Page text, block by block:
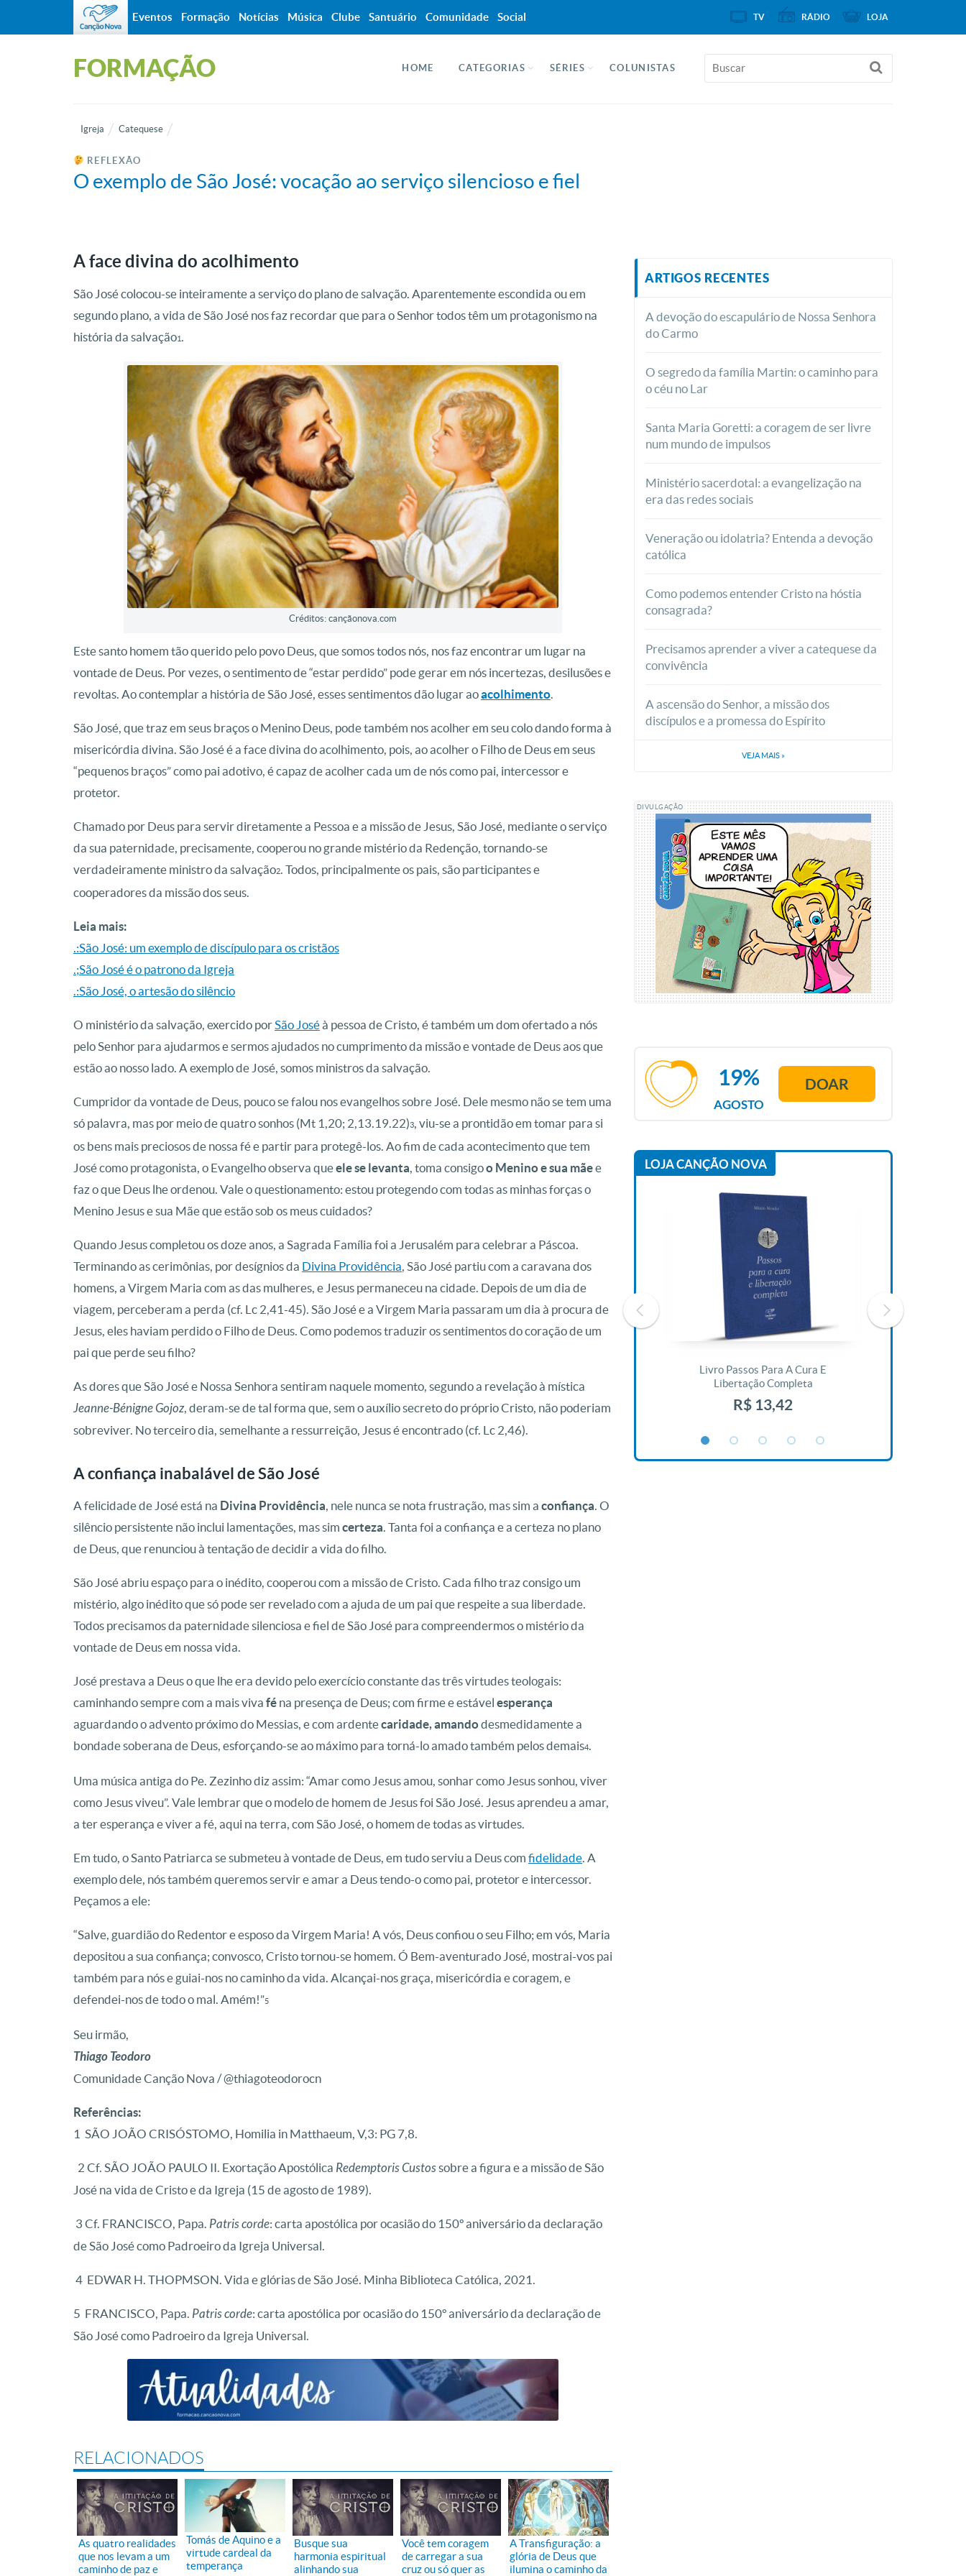
FORMAÇÃO HOME CATEGORIAS SÉRIES COLUNISTAS
Igreja Catequese
REFLEXÃO
O exemplo de São José: vocação ao serviço silencioso e fiel
A face divina do acolhimento
São José colocou-se inteiramente a serviço do plano de salvação. Aparentemente escondida ou em
segundo plano, a vida de São José nos faz recordar que para o Senhor todos têm um protagonismo na
história da salvação1.
Créditos: cançãonova.com
Este santo homem tão querido pelo povo Deus, que somos todos nós, nos faz encontrar um lugar na
vontade de Deus. Por vezes, o sentimento de “estar perdido” pode gerar em nós incertezas, desilusões e
revoltas. Ao contemplar a história de São José, esses sentimentos dão lugar aoacolhimento.
São José, que traz em seus braços o Menino Deus, pode também nos acolher em seu colo dando forma à
misericórdia divina. São José é a face divina do acolhimento, pois, ao acolher o Filho de Deus em seus
“pequenos braços” como pai adotivo, é capaz de acolher cada um de nós como pai, intercessor e
protetor.
Chamado por Deus para servir diretamente a Pessoa e a missão de Jesus, São José, mediante o serviço
da sua paternidade, precisamente, cooperou no grande mistério da Redenção, tornando-se
verdadeiramente ministro da salvação2. Todos, principalmente os pais, são participantes e
cooperadores da missão dos seus.
Leia mais:
.:São José: um exemplo de discípulo para os cristãos
.;São José é o patrono da Igreja
.:São José, o artesão do silêncio
O ministério da salvação, exercido porSão Joséà pessoa de Cristo, é também um dom ofertado a nós
pelo Senhor para ajudarmos e sermos ajudados no cumprimento da missão e vontade de Deus aos que
estão ao nosso lado. A exemplo de José, somos ministros da salvação.
Cumpridor da vontade de Deus, pouco se falou nos evangelhos sobre José. Dele mesmo não se tem uma
só palavra, mas por meio de quatro sonhos (Mt 1,20; 2,13.19.22)3, viu-se a prontidão em tomar para si
os bens mais preciosos de nossa fé e partir para protegê-los. Ao fim de cada acontecimento que tem
José como protagonista, o Evangelho observa queele se levanta, toma consigoo Menino e sua mãee
faz o que Deus lhe ordenou. Vale o questionamento: estou protegendo com todas as minhas forças o
Menino Jesus e sua Mãe que estão sob os meus cuidados?
Quando Jesus completou os doze anos, a Sagrada Família foi a Jerusalém para celebrar a Páscoa.
Terminando as cerimônias, por desígnios da Divina Providência, São José partiu com a caravana dos
homens, a Virgem Maria com as das mulheres, e Jesus permaneceu na cidade. Depois de um dia de
viagem, perceberam a perda (cf. Lc 2,41-45). São José e a Virgem Maria passaram um dia à procura de
Jesus, eles haviam perdido o Filho de Deus. Como podemos traduzir os sentimentos do coração de um
pai que perde seu filho?
As dores que São José e Nossa Senhora sentiram naquele momento, segundo a revelação à mística
Jeanne-Bénigne Gojoz, deram-se de tal forma que, sem o auxílio secreto do próprio Cristo, não poderiam
sobreviver. No terceiro dia, semelhante a ressurreição, Jesus é encontrado (cf. Lc 2,46).
A confiança inabalável de São José
A felicidade de José está na Divina Providência, nele nunca se nota frustração, mas sim a confiança. O
silêncio persistente não inclui lamentações, mas sim certeza. Tanta foi a confiança e a certeza no plano
de Deus, que renunciou à tentação de decidir a vida do filho.
São José abriu espaço para o inédito, cooperou com a missão de Cristo. Cada filho traz consigo um
mistério, algo inédito que só pode ser revelado com a ajuda de um pai que respeite a sua liberdade.
Todos precisamos da paternidade silenciosa e fiel de São José para compreendermos o mistério da
vontade de Deus em nossa vida.
José prestava a Deus o que lhe era devido pelo exercício constante das três virtudes teologais:
caminhando sempre com a mais viva fé na presença de Deus; com firme e estável esperança
aguardando o advento próximo do Messias, e com ardentecaridade, amando desmedidamente a
bondade soberana de Deus, esforçando-se ao máximo para torná-lo amado também pelos demais4.
Uma música antiga do Pe. Zezinho diz assim: “Amar como Jesus amou, sonhar como Jesus sonhou, viver
como Jesus viveu”. Vale lembrar que o modelo de homem de Jesus foi São José. Jesus aprendeu a amar,
a ter esperança e viver a fé, aqui na terra, com São José, o homem de todas as virtudes.
Em tudo, o Santo Patriarca se submeteu à vontade de Deus, em tudo serviu a Deus com fidelidade. A
exemplo dele, nós também queremos servir e amar a Deus tendo-o como pai, protetor e intercessor.
Peçamos a ele:
“Salve, guardião do Redentor e esposo da Virgem Maria! A vós, Deus confiou o seu Filho; em vós, Maria
depositou a sua confiança; convosco, Cristo tornou-se homem. Ó Bem-aventurado José, mostrai-vos pai
também para nós e guiai-nos no caminho da vida. Alcançai-nos graça, misericórdia e coragem, e
defendei-nos de todo o mal. Amém!”5
Seu irmão,
Thiago Teodoro
Comunidade Canção Nova /@thiagoteodorocn
Referências:
1 SÃO JOÃO CRISÓSTOMO, Homilia in Matthaeum, V,3: PG 7,8.
2 Cf. SÃO JOÃO PAULO II. Exortação Apostólica Redemptoris Custossobre a figura e a missão de São
José na vida de Cristo e da Igreja (15 de agosto de 1989).
3 Cf. FRANCISCO, Papa. Patris corde: carta apostólica por ocasião do 150º aniversário da declaração
de São José como Padroeiro da Igreja Universal.
4 EDWAR H. THOPMSON. Vida e glórias de São José. Minha Biblioteca Católica, 2021.
5 FRANCISCO, Papa. Patris corde: carta apostólica por ocasião do 150º aniversário da declaração de
São José como Padroeiro da Igreja Universal.
RELACIONADOS
As quatro realidades
que nos levam a um
caminho de paz e
Tomás de Aquino e a
virtude cardeal da
temperança
Busque sua
harmonia espiritual
alinhando sua
Você tem coragem
de carregar a sua
cruz ou só quer as
A Transfiguração: a
glória de Deus que
ilumina o caminho da
ARTIGOS RECENTES
A devoção do escapulário de Nossa Senhora
do Carmo
O segredo da família Martin: o caminho para
o céu no Lar
Santa Maria Goretti: a coragem de ser livre
num mundo de impulsos
Ministério sacerdotal: a evangelização na
era das redes sociais
Veneração ou idolatria? Entenda a devoção
católica
Como podemos entender Cristo na hóstia
consagrada?
Precisamos aprender a viver a catequese da
convivência
A ascensão do Senhor, a missão dos
discípulos e a promessa do Espírito
VEJA MAIS »
DIVULGAÇÃO
AGOSTO
19% DOAR
LOJA CANÇÃO NOVA
Vida De Jonas Abib
R$ 42,41
Livro Passos Para A Cura E
Libertação Completa
R$ 13,42
Eventos Formação Notícias Música Clube Santuário Comunidade Social TV RÁDIO LOJA